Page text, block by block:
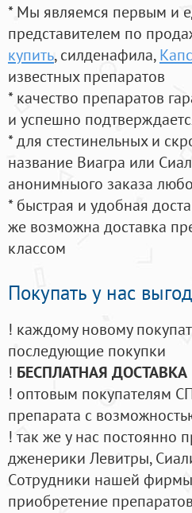
* Мы являемся первым и
представителем по
купить, силденафила,
известных препаратов
* качество препаратов
и успешно
* для стестинельных и
название Виагра или
анонимныого заказа
* быстрая и удобная
же возможна доставка
классом
Покупать у нас
! каждому новому
последующие покупки
! БЕСПЛАТНАЯ ДОСТАВКА
! оптовым покупателям
препарата с
! так же у нас
дженерики Левитры,
Cотрудники нашей
приобретение